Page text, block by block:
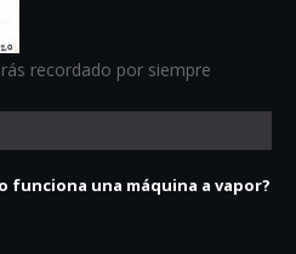
recordado por siempre
funciona una máquina a vapor?